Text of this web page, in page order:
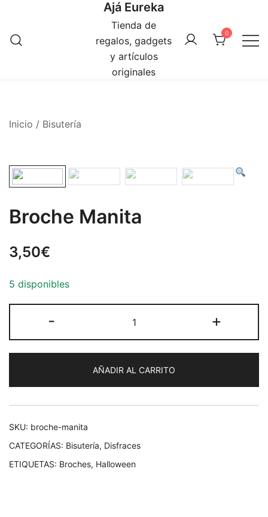
contenido
Ajá Eureka
Tienda de
regalos, gadgets
y artículos
originales
0
Inicio / Bisutería
Broche Manita
3,50€
5 disponibles
-
Manita
cantidad
+
AÑADIR AL CARRITO
SKU: broche-manita
CATEGORÍAS: Bisutería, Disfraces
ETIQUETAS: Broches, Halloween